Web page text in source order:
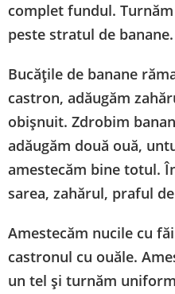
complet fundul.
peste stratul de banane.
Bucățile de banane
castron, adăugăm
obișnuit. Zdrobim
adăugăm două ouă,
amestecăm bine totul.
sarea, zahărul, praful
Amestecăm nucile cu
castronul cu ouăle.
un tel și turnăm